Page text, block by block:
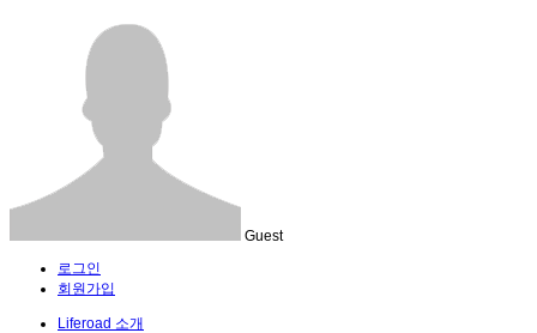
Guest
로그인
회원가입
Liferoad 소개